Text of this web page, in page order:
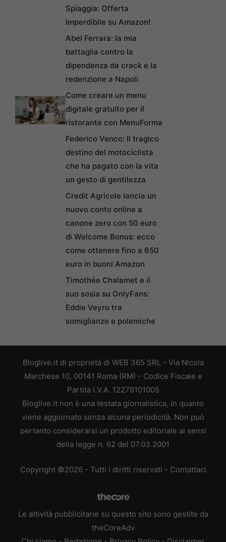
Spiaggia: Offerta
Imperdibile su Amazon!
Abel Ferrara: la mia
battaglia contro la
dipendenza da crack e la
redenzione a Napoli
Come creare un menu
digitale gratuito per il
ristorante con MenuForma
Federico Venco: Il tragico
destino del motociclista
che ha pagato con la vita
un gesto di gentilezza
Credit Agricole lancia un
nuovo conto online a
canone zero con 50 euro
di Welcome Bonus: ecco
come ottenere fino a 650
euro in buoni Amazon
Timothée Chalamet e il
suo sosia su OnlyFans:
Eddie Veyro tra
somiglianze e polemiche
Bloglive.it di proprietà di WEB 365 SRL - Via Nicola
Marchese 10, 00141 Roma (RM) - Codice Fiscale e
Partita I.V.A. 12279101005
Bloglive.it non è una testata giornalistica, in quanto
viene aggiornato senza alcuna periodicità. Non può
pertanto considerarsi un prodotto editoriale ai sensi
della legge n. 62 del 07.03.2001
Copyright ©2026 - Tutti i diritti riservati - Contattaci
Le attività pubblicitarie su questo sito sono gestite da
theCoreAdv